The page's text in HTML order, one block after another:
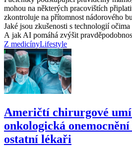
mohou na některých pracovištích
zkontroluje na přítomnost nádorového
Jaké jsou zkušenosti s technologií
A jak AI pomáhá zvýšit
Z medicínyLifestyle
Američtí chirurgové
onkologická
ostatní lékaři